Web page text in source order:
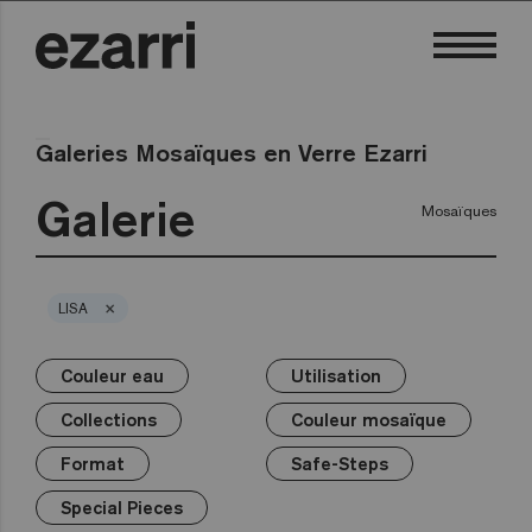
Galeries Mosaïques en Verre Ezarri
Mosaïques
Galerie
LISA ×
Couleur eau
Couleur eau Utilisation
Utilisation
Piscine privée
Piscine publique
Espace bien-être
Collections
Collections
Premium
Terrazzo
Gold
Couleur mosaïque
Couleur mosaïque
Blanc
Noir
Gris
Bleus
Verts
Format
Format
25mm
50mm
Hexa
Safe-Steps
Safe-Steps
Anti-slip mosaics
Special Pieces
Special Pieces
Corner
Cove